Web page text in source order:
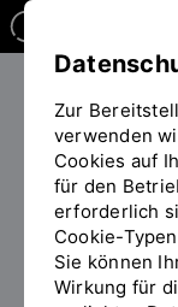
Sie
befinden
sich
auf
der
Seite
Studieren
Zur
verwenden
Cookies auf
für den
erforderlich
Cookie-
Sie können
Wirkung für